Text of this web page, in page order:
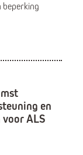
beperking
en
ALS